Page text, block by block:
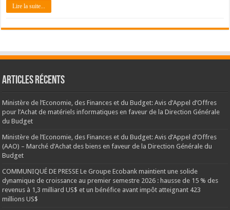
Lire la suite...
Articles récents
Ministère de l’Economie, des Finances et du Budget: Avis d’Appel d’Offres
pour l’Achat de matériels informatiques en faveur de la Direction Générale
du Budget
Ministère de l’Economie, des Finances et du Budget: Avis d’Appel d’Offres
(AAO) – Marché d’Achat des biens en faveur de la Direction Générale du
Budget
COMMUNIQUÉ DE PRESSE Le Groupe Ecobank maintient une solide
dynamique de croissance au premier semestre 2026 : hausse de 15 % des
revenus à 1,3 milliard US$ et un bénéfice avant impôt atteignant 423
millions US$